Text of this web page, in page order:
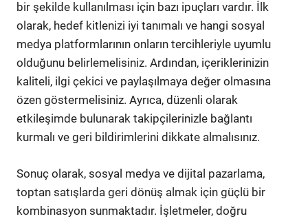
bir şekilde kullanılması için bazı ipuçları vardır. İlk
olarak, hedef kitlenizi iyi tanımalı ve hangi sosyal
medya platformlarının onların tercihleriyle uyumlu
olduğunu belirlemelisiniz. Ardından, içeriklerinizin
kaliteli, ilgi çekici ve paylaşılmaya değer olmasına
özen göstermelisiniz. Ayrıca, düzenli olarak
etkileşimde bulunarak takipçilerinizle bağlantı
kurmalı ve geri bildirimlerini dikkate almalısınız.
Sonuç olarak, sosyal medya ve dijital pazarlama,
toptan satışlarda geri dönüş almak için güçlü bir
kombinasyon sunmaktadır. İşletmeler, doğru